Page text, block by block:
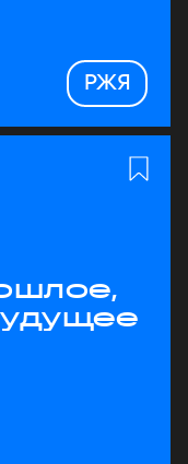
РЖЯ